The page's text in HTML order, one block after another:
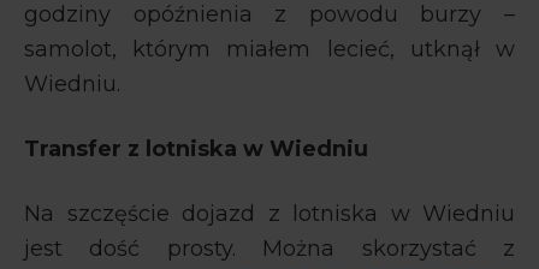
godziny opóźnienia z powodu burzy –
samolot, którym miałem lecieć, utknął w
Wiedniu.
Transfer z lotniska w Wiedniu
Na szczęście dojazd z lotniska w Wiedniu
jest dość prosty. Można skorzystać z